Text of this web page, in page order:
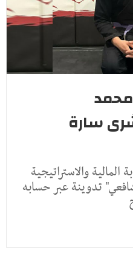
سارة
المالية والاستراتيجية
تدوينة عبر حسابه